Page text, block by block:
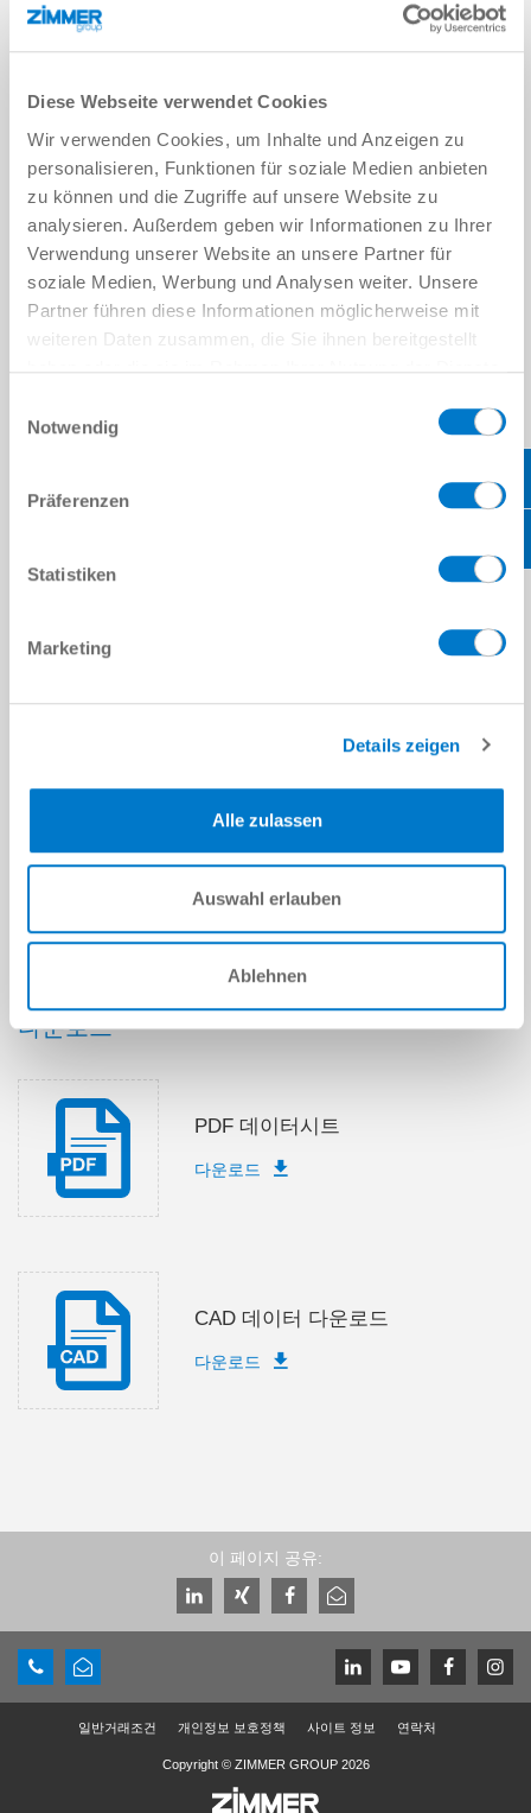
Diese Webseite verwendet Cookies
Wir verwenden Cookies, um Inhalte und Anzeigen zu
personalisieren, Funktionen für soziale Medien anbieten
zu können und die Zugriffe auf unsere Website zu
analysieren. Außerdem geben wir Informationen zu Ihrer
Verwendung unserer Website an unsere Partner für
soziale Medien, Werbung und Analysen weiter. Unsere
Partner führen diese Informationen möglicherweise mit
weiteren Daten zusammen, die Sie ihnen bereitgestellt
Notwendig
Präferenzen
Statistiken
Marketing
Details zeigen
Alle zulassen
Auswahl erlauben
Ablehnen
이메일 주소*
회사*
위치*
국가*
메시지*
기술 데이터
다운로드
PDF 데이터시트
다운로드
CAD 데이터 다운로드
다운로드
이 페이지 공유:
일반거래조건 개인정보 보호정책 사이트 정보 연락처
Copyright © ZIMMER GROUP 2026